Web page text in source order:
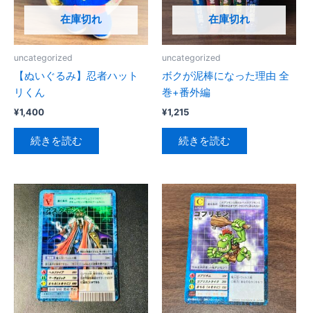
在庫切れ
uncategorized
【ぬいぐるみ】忍者ハット
リくん
¥1,400
続きを読む
在庫切れ
uncategorized
ボクが泥棒になった理由 全
巻+番外編
¥1,215
続きを読む